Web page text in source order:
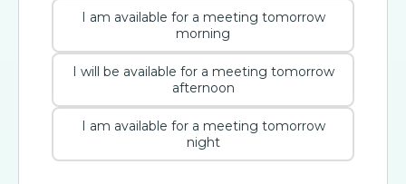
I am available for a meeting tomorrow
morning
I will be available for a meeting tomorrow
afternoon
I am available for a meeting tomorrow
night